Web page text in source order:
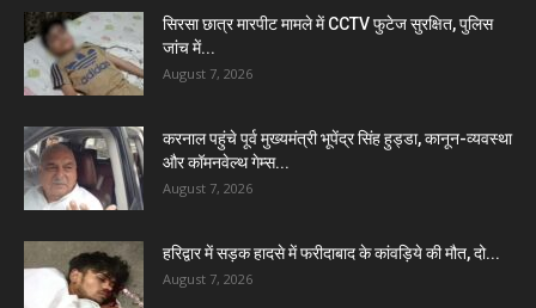
सिरसा छात्र मारपीट मामले में CCTV फुटेज सुरक्षित, पुलिस
जांच में...
August 7, 2026
करनाल पहुंचे पूर्व मुख्यमंत्री भूपेंद्र सिंह हुड्डा, कानून-व्यवस्था
और कॉमनवेल्थ गेम्स...
August 7, 2026
हरिद्वार में सड़क हादसे में फरीदाबाद के कांवड़िये की मौत, दो...
August 7, 2026